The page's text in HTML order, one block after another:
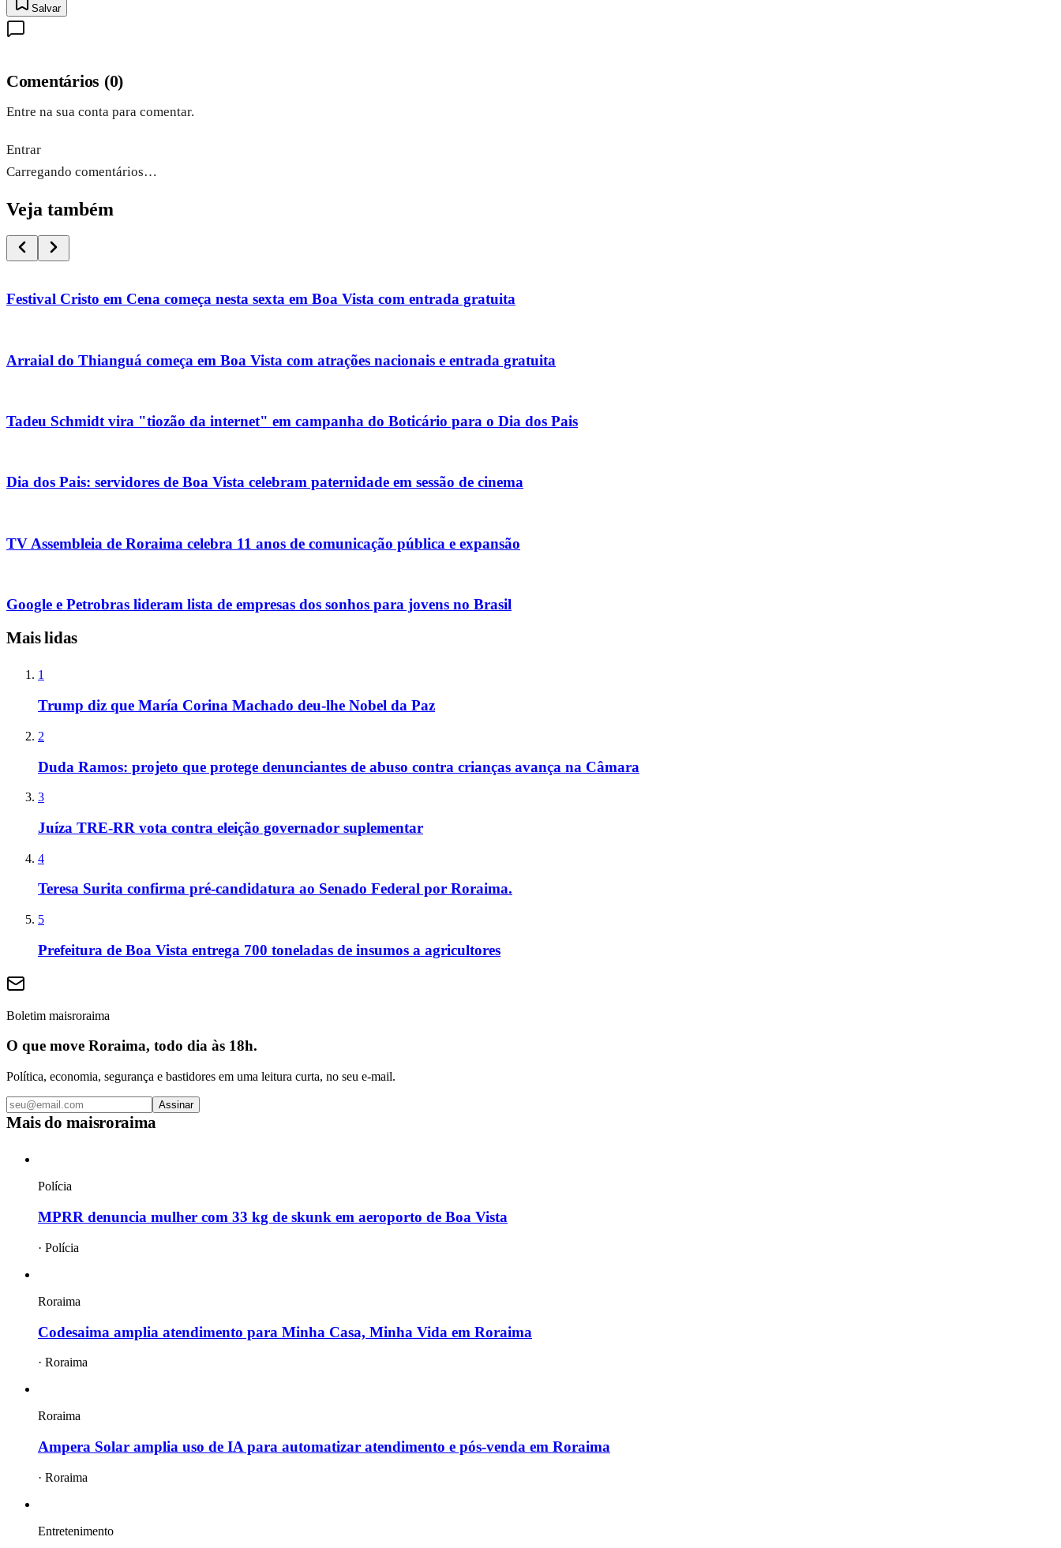
Salvar
Comentários (0)
Entre na sua conta para comentar.
Entrar
Carregando comentários…
Veja também
Festival Cristo em Cena começa nesta sexta em Boa Vista com entrada gratuita
Arraial do Thianguá começa em Boa Vista com atrações nacionais e entrada gratuita
Tadeu Schmidt vira "tiozão da internet" em campanha do Boticário para o Dia dos Pais
Dia dos Pais: servidores de Boa Vista celebram paternidade em sessão de cinema
TV Assembleia de Roraima celebra 11 anos de comunicação pública e expansão
Google e Petrobras lideram lista de empresas dos sonhos para jovens no Brasil
Mais lidas
1
Trump diz que María Corina Machado deu-lhe Nobel da Paz
2
Duda Ramos: projeto que protege denunciantes de abuso contra crianças avança na Câmara
3
Juíza TRE-RR vota contra eleição governador suplementar
4
Teresa Surita confirma pré-candidatura ao Senado Federal por Roraima.
5
Prefeitura de Boa Vista entrega 700 toneladas de insumos a agricultores
Boletim maisroraima
O que move Roraima, todo dia às 18h.
Política, economia, segurança e bastidores em uma leitura curta, no seu e-mail.
Assinar
Mais do maisroraima
Polícia
MPRR denuncia mulher com 33 kg de skunk em aeroporto de Boa Vista
· Polícia
Roraima
Codesaima amplia atendimento para Minha Casa, Minha Vida em Roraima
· Roraima
Roraima
Ampera Solar amplia uso de IA para automatizar atendimento e pós-venda em Roraima
· Roraima
Entretenimento